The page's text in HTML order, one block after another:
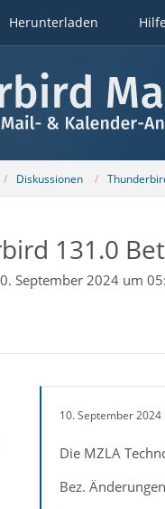
Herunterladen
Diskussionen
131.0
September 2024 um
10. September 2024
Die MZLA
Bez.